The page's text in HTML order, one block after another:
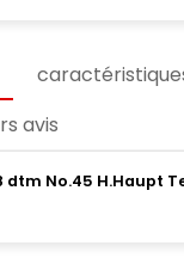
avis
No.45 H.Haupt